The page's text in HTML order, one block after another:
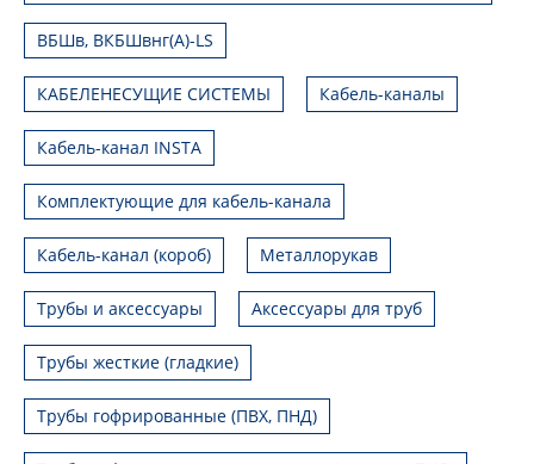
ВБШв, ВКБШвнг(А)-LS
КАБЕЛЕНЕСУЩИЕ СИСТЕМЫ Кабель-каналы
Кабель-канал INSTA
Комплектующие для кабель-канала
Кабель-канал (короб) Металлорукав
Трубы и аксессуары Аксессуары для труб
Трубы жесткие (гладкие)
Трубы гофрированные (ПВХ, ПНД)